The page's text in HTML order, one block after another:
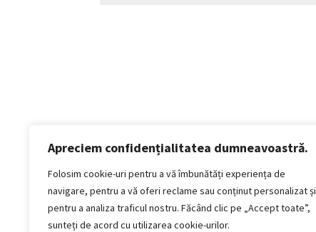
Apreciem confidențialitatea dumneavoastră.
Folosim cookie-uri pentru a vă îmbunătăți experiența de
navigare, pentru a vă oferi reclame sau conținut personalizat și
pentru a analiza traficul nostru. Făcând clic pe „Accept toate”,
sunteți de acord cu utilizarea cookie-urilor.
Politică de confidențialitate
Termeni si conditii
Politica de cookies
Politica de livrare și retur
Politica de plată